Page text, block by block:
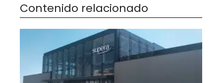
Contenido relacionado